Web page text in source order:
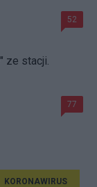
52
ze stacji.
77
KORONAWIRUS